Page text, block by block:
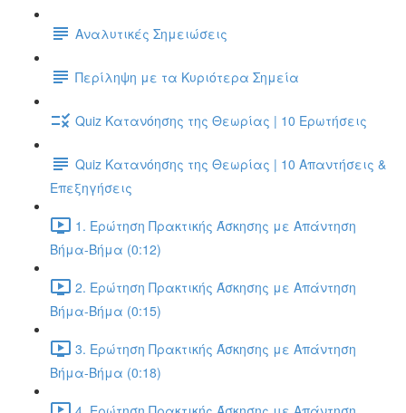
Αναλυτικές Σημειώσεις
Περίληψη με τα Κυριότερα Σημεία
Quiz Κατανόησης της Θεωρίας | 10 Ερωτήσεις
Quiz Κατανόησης της Θεωρίας | 10 Απαντήσεις &
Επεξηγήσεις
1. Ερώτηση Πρακτικής Άσκησης με Απάντηση
Βήμα-Βήμα (0:12)
2. Ερώτηση Πρακτικής Άσκησης με Απάντηση
Βήμα-Βήμα (0:15)
3. Ερώτηση Πρακτικής Άσκησης με Απάντηση
Βήμα-Βήμα (0:18)